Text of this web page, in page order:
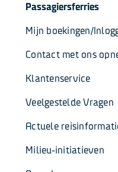
Passagiersferries
Mijn boekingen/
Contact met ons
Klantenservice
Veelgestelde Vragen
Actuele
Milieu-initiatieven